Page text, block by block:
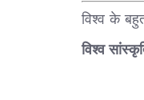
विश्व के
विश्व